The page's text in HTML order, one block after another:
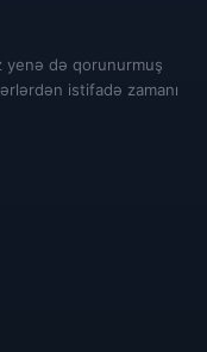
yenə də qorunurmuş
istifadə zamanı